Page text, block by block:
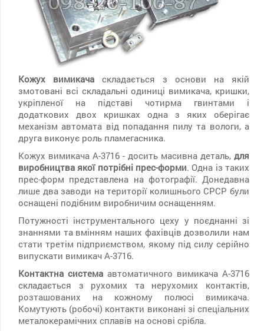
Кожух вимикача складається з основи на якій
змотовані всі складальні одиниці вимикача, кришки,
укріпленої на підставі чотирма гвинтами і
додаткових двох кришках одна з яких оберігає
механізм автомата від попадання пилу та вологи, а
друга виконує роль пламегасника.
Кожух вимикача А-3716 - досить масивна деталь, для
виробництва якої потрібні прес-форми. Одна із таких
прес-форм представлена ​​на фотографії. Донедавна
лише два заводи на території колишнього СРСР були
оснащені подібним виробничим оснащенням.
Потужності інструментального цеху у поєднанні зі
знаннями та вмінням наших фахівців дозволили нам
стати третім підприємством, якому під силу серійно
випускати вимикач А-3716.
Контактна система автоматичного вимикача А-3716
складається з рухомих та нерухомих контактів,
розташованих на кожному полюсі вимикача.
Комутують (робочі) контакти виконані зі спеціальних
металокерамічних сплавів на основі срібла.